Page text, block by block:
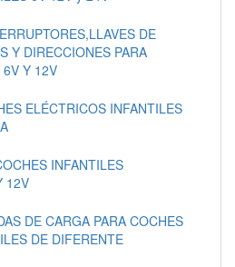
DE
Y DIRECCIONES PARA
Y 12V
ELÉCTRICOS INFANTILES
INFANTILES
12V
DE CARGA PARA COCHES
DE DIFERENTE